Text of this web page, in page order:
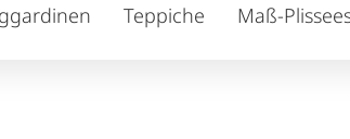
Teppiche Maß-